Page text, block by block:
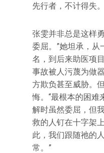
先行者，不计得失
张雯并非总是这样
委屈。”她坦承，从
名，到后来助医项
事故被人污蔑为做
方欺负甚至威胁。
悔。“最根本的困难
解时虽然委屈，但
救的人钉在十字架
此，我们跟随祂的
常。”